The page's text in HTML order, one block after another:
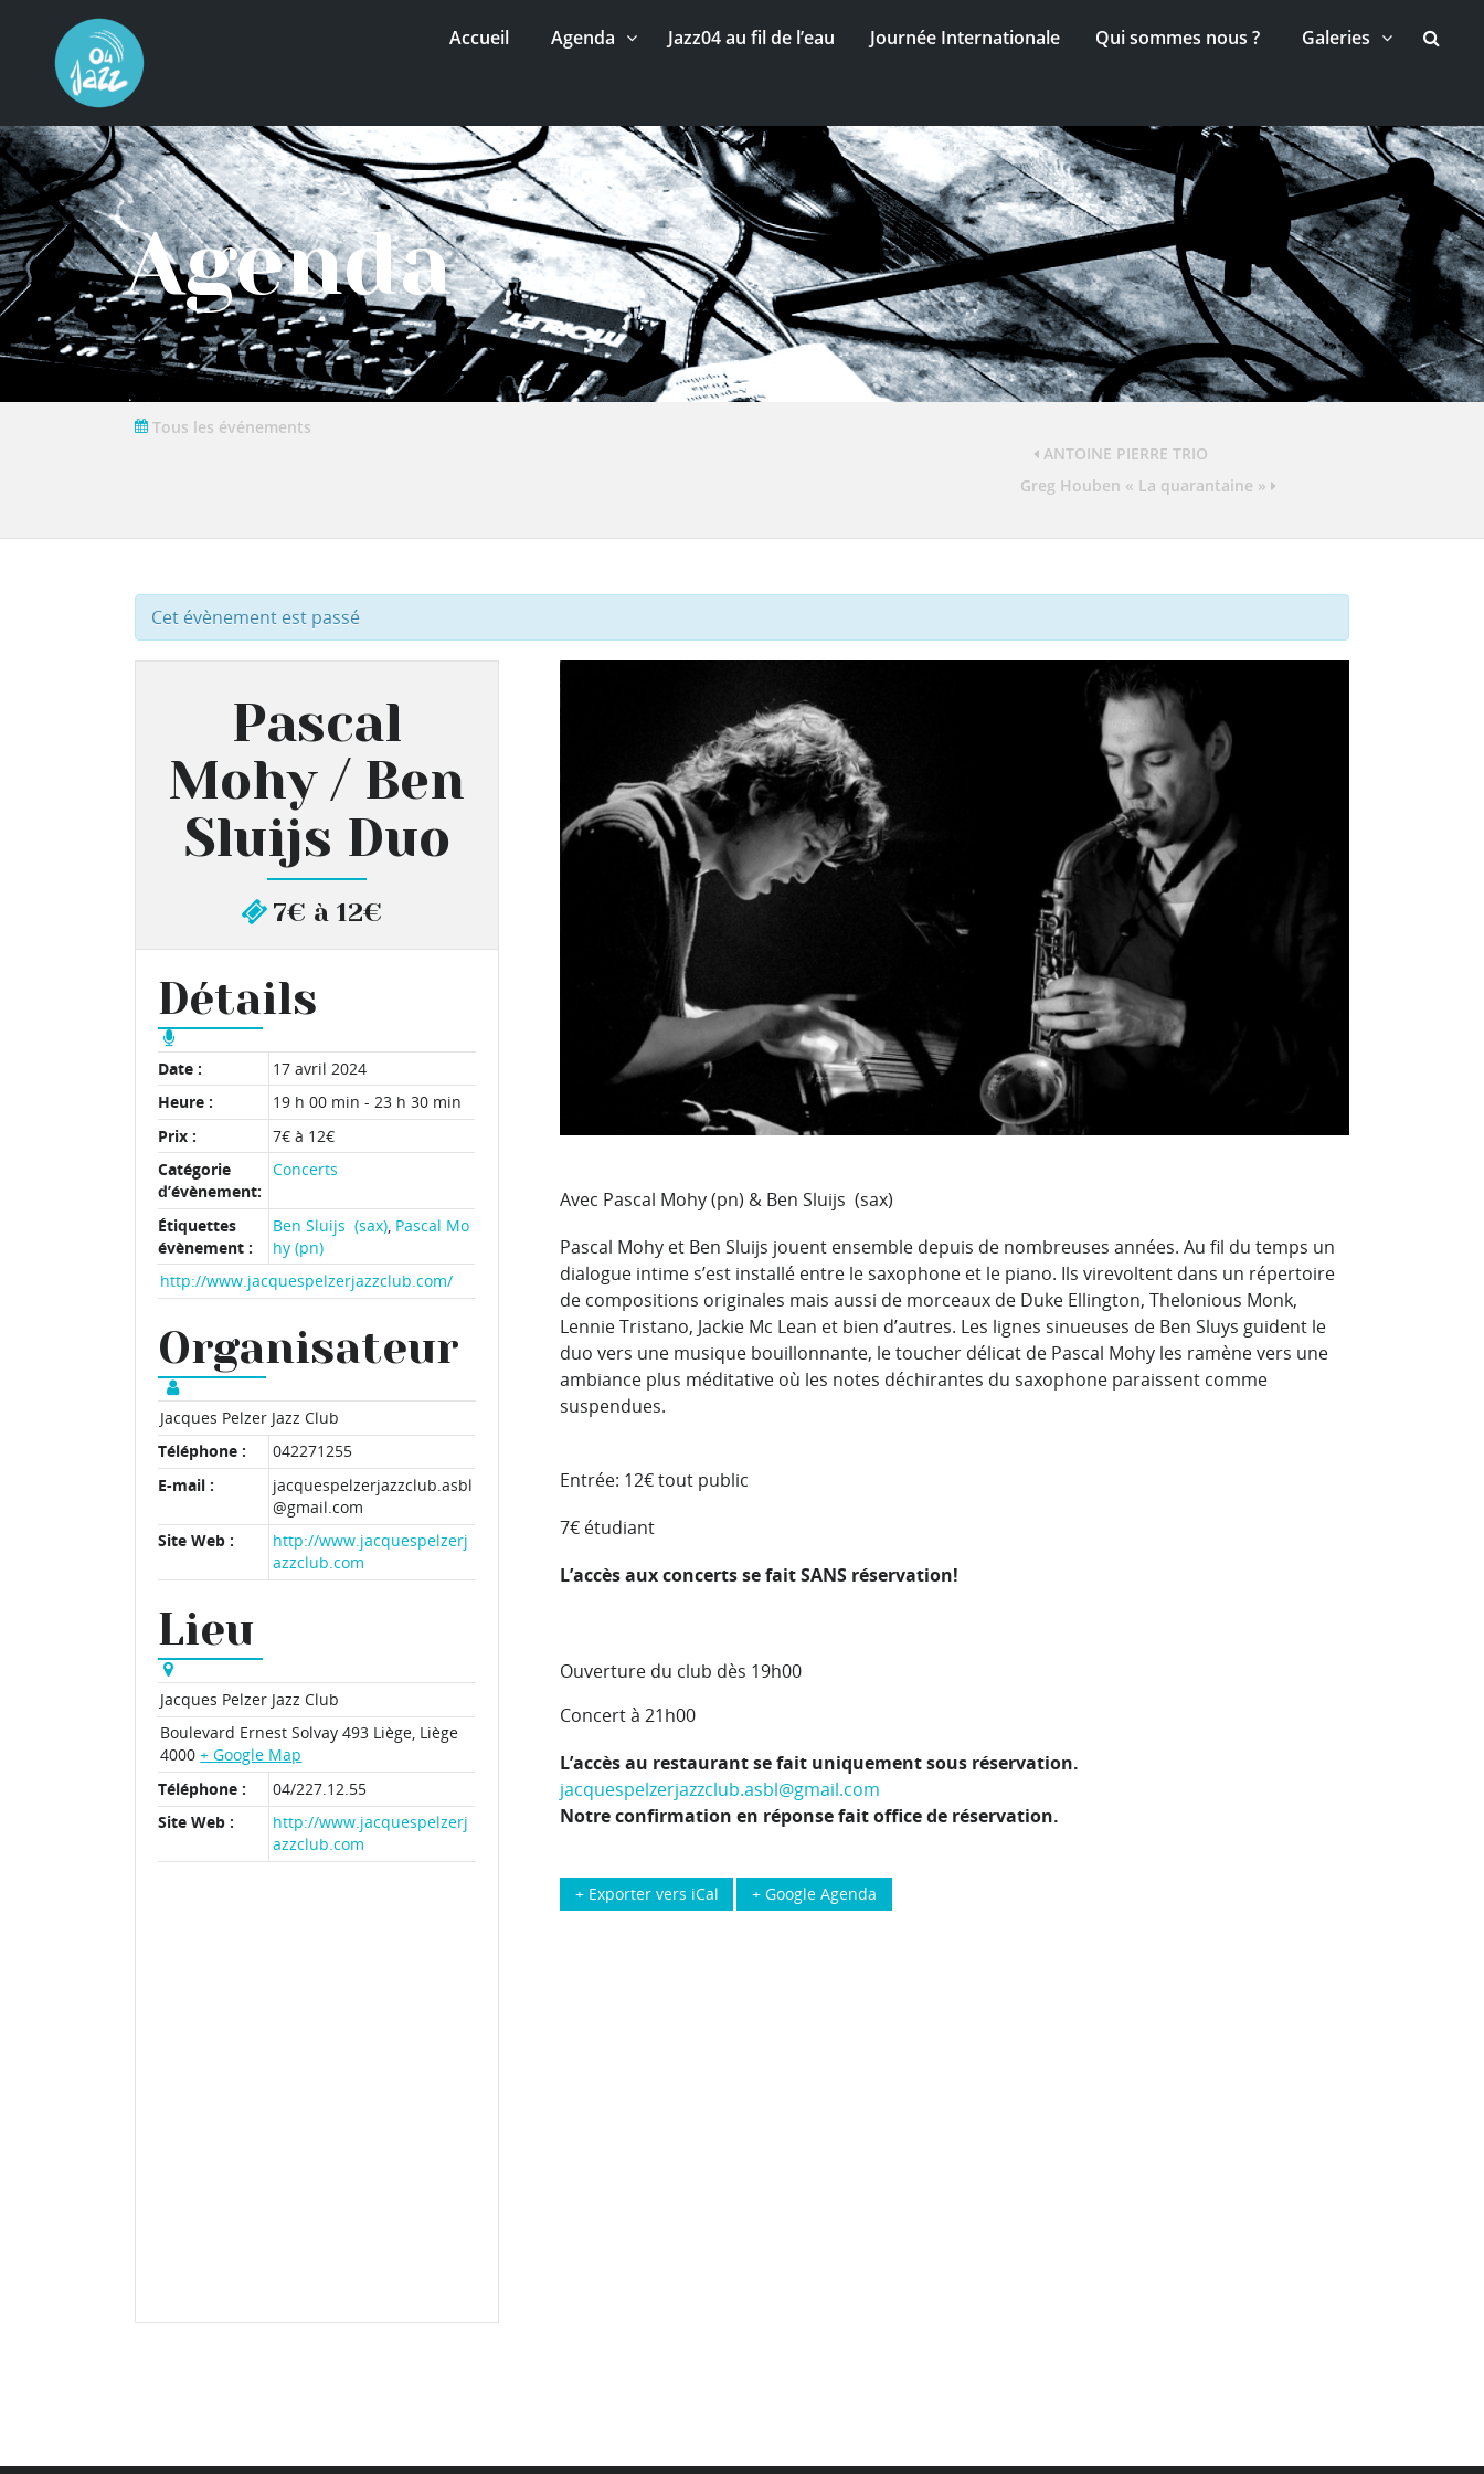
Accueil Agenda Jazz04 au fil de l’eau Journée Internationale Qui sommes nous ? Galeries
Agenda
Tous les événements
ANTOINE PIERRE TRIO
Greg Houben « La quarantaine »
Cet évènement est passé
Pascal
Mohy / Ben
Sluijs Duo
7€ à 12€
Détails
Date :
17 avril 2024
Heure :
19 h 00 min - 23 h 30 min
Prix :
7€ à 12€
Catégorie
d’évènement:
Concerts
Étiquettes
évènement :
Ben Sluijs (sax) Pascal Mo
hy (pn)
http://www.jacquespelzerjazzclub.com/
Organisateur
Jacques Pelzer Jazz Club
Téléphone :
042271255
E-mail :
jacquespelzerjazzclub.asbl
@gmail.com
Site Web :
http://www.jacquespelzerj
azzclub.com
Lieu
Jacques Pelzer Jazz Club
Boulevard Ernest Solvay 493 Liège, Liège
4000 + Google Map
Téléphone :
04/227.12.55
Site Web :
http://www.jacquespelzerj
azzclub.com
Avec Pascal Mohy (pn) & Ben Sluijs (sax)
Pascal Mohy et Ben Sluijs jouent ensemble depuis de nombreuses années. Au fil du temps un
dialogue intime s’est installé entre le saxophone et le piano. Ils virevoltent dans un répertoire
de compositions originales mais aussi de morceaux de Duke Ellington, Thelonious Monk,
Lennie Tristano, Jackie Mc Lean et bien d’autres. Les lignes sinueuses de Ben Sluys guident le
duo vers une musique bouillonnante, le toucher délicat de Pascal Mohy les ramène vers une
ambiance plus méditative où les notes déchirantes du saxophone paraissent comme
suspendues.
Entrée: 12€ tout public
7€ étudiant
L’accès aux concerts se fait SANS réservation!
Ouverture du club dès 19h00
Concert à 21h00
L’accès au restaurant se fait uniquement sous réservation.
jacquespelzerjazzclub.asbl@gmail.com
Notre confirmation en réponse fait office de réservation.
+ Google Agenda
+ Exporter vers iCal